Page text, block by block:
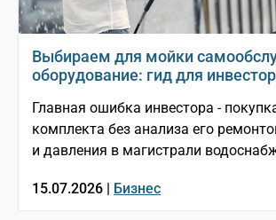
Выбираем для мойки
оборудование: гид для
Главная ошибка инвестора -
комплекта без анализа его
и давления в магистрали
15.07.2026 | Бизнес